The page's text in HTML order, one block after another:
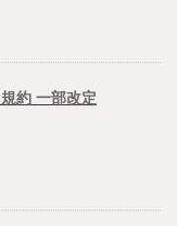
約 一部改定